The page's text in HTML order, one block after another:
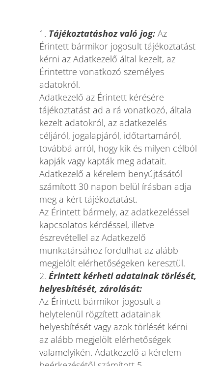
Tájékoztatáshoz való jog:Az
Érintett bármikor jogosult tájékoztatást
kérni az Adatkezelő által kezelt, az
Érintettre vonatkozó személyes
adatokról.
Adatkezelő az Érintett kérésére
tájékoztatást ad a rá vonatkozó, általa
kezelt adatokról, az adatkezelés
céljáról, jogalapjáról, időtartamáról,
továbbá arról, hogy kik és milyen célból
kapják vagy kapták meg adatait.
Adatkezelő a kérelem benyújtásától
számított 30 napon belül írásban adja
meg a kért tájékoztatást.
Az Érintett bármely, az adatkezeléssel
kapcsolatos kérdéssel, illetve
észrevétellel az Adatkezelő
munkatársához fordulhat az alább
megjelölt elérhetőségeken keresztül.
Érintett kérheti adatainak törlését,
helyesbítését, zárolását:
Az Érintett bármikor jogosult a
helytelenül rögzített adatainak
helyesbítését vagy azok törlését kérni
az alább megjelölt elérhetőségek
valamelyikén. Adatkezelő a kérelem